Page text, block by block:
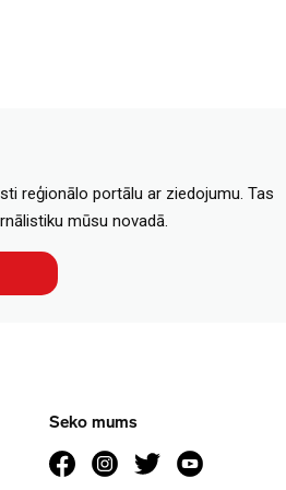
reģionālo portālu ar ziedojumu. Tas
mūsu novadā.
Seko mums